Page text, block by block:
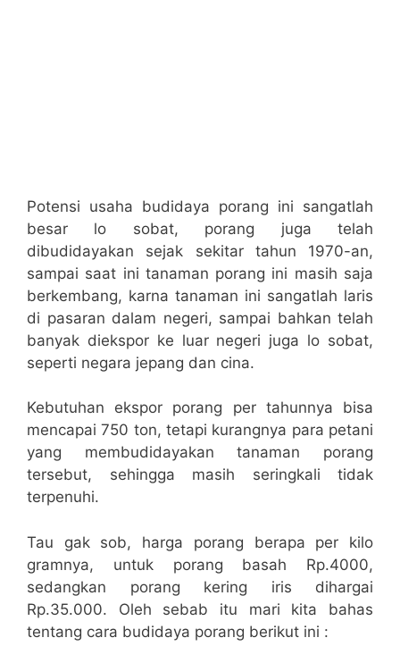
Potensi usaha budidaya porang ini sangatlah
besar lo sobat, porang juga telah
dibudidayakan sejak sekitar tahun 1970-an,
sampai saat ini tanaman porang ini masih saja
berkembang, karna tanaman ini sangatlah laris
di pasaran dalam negeri, sampai bahkan telah
banyak diekspor ke luar negeri juga lo sobat,
seperti negara jepang dan cina.
Kebutuhan ekspor porang per tahunnya bisa
mencapai 750 ton, tetapi kurangnya para petani
yang membudidayakan tanaman porang
tersebut, sehingga masih seringkali tidak
terpenuhi.
Tau gak sob, harga porang berapa per kilo
gramnya, untuk porang basah Rp.4000,
sedangkan porang kering iris dihargai
Rp.35.000. Oleh sebab itu mari kita bahas
tentang cara budidaya porang berikut ini :